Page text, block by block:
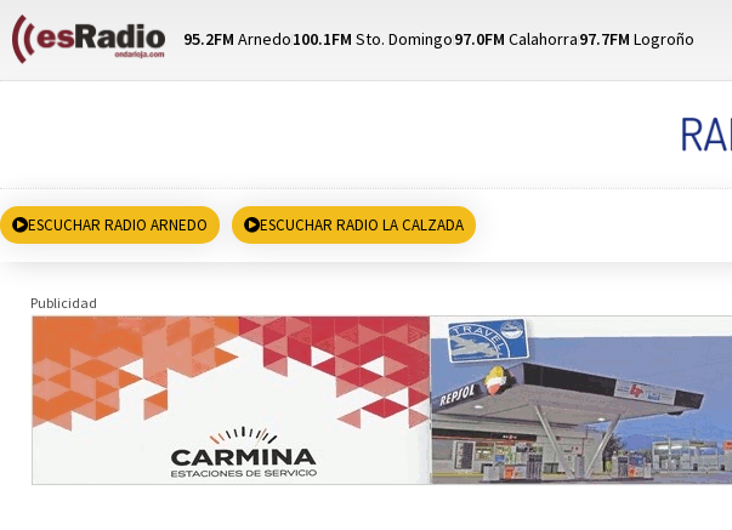
95.2FM Arnedo100.1FM Sto. Domingo97.0FM Calahorra97.7FM Logroño
ESCUCHAR RADIO ARNEDO ESCUCHAR RADIO LA CALZADA
Publicidad